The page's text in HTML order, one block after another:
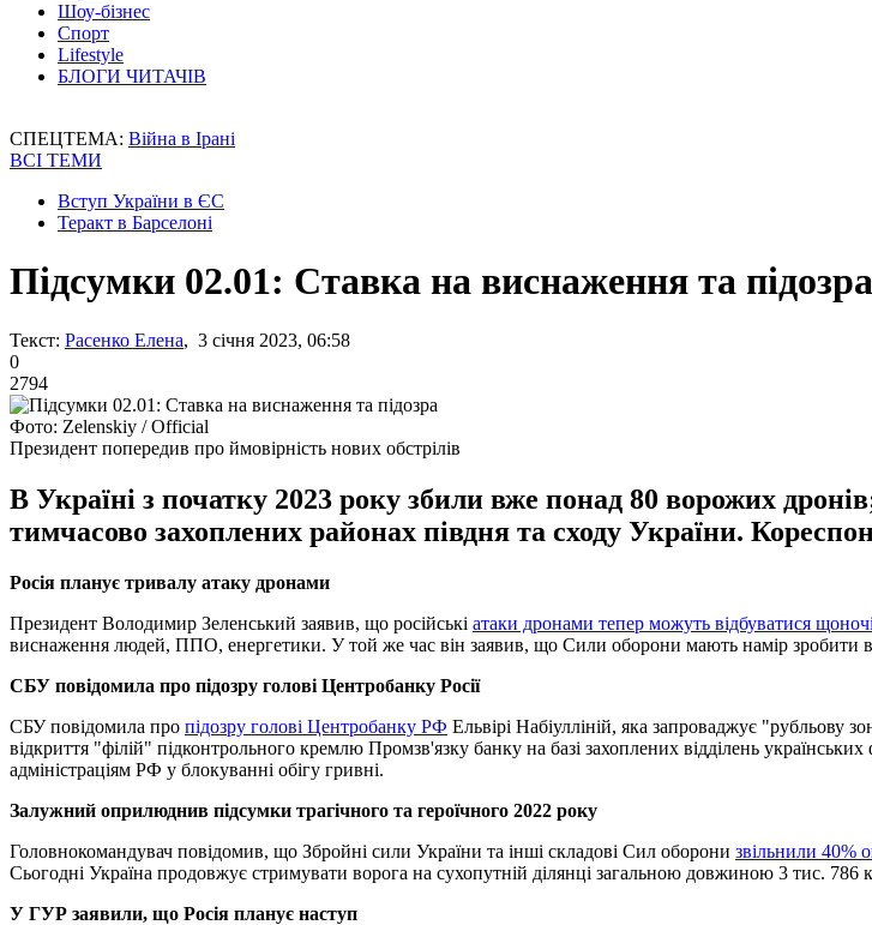
Шоу-бізнес
Спорт
Lifestyle
БЛОГИ ЧИТАЧІВ
СПЕЦТЕМА: Війна в Ірані
ВСІ ТЕМИ
Вступ України в ЄС
Теракт в Барселоні
Підсумки 02.01: Ставка на виснаження та підозра
Текст: Расенко Елена, 3 січня 2023, 06:58
0
2794
Фото: Zelenskiy / Official
Президент попередив про ймовірність нових обстрілів
В Україні з початку 2023 року збили вже понад 80 ворожих
тимчасово захоплених районах півдня та сходу України.
Росія планує тривалу атаку дронами
Президент Володимир Зеленський заявив, що російські атаки дронами тепер можуть відбуватися щоночі
виснаження людей, ППО, енергетики. У той же час він заявив, що Сили оборони мають намір зробити
СБУ повідомила про підозру голові Центробанку Росії
СБУ повідомила про підозру голові Центробанку РФ Ельвірі Набіулліній, яка запроваджує "рубльову
відкриття "філій" підконтрольного кремлю Промзв'язку банку на базі захоплених відділень
адміністраціям РФ у блокуванні обігу гривні.
Залужний оприлюднив підсумки трагічного та героїчного 2022 року
Головнокомандувач повідомив, що Збройні сили України та інші складові Сил оборони звільнили 40%
Сьогодні Україна продовжує стримувати ворога на сухопутній ділянці загальною довжиною 3 тис. 786
У ГУР заявили, що Росія планує наступ